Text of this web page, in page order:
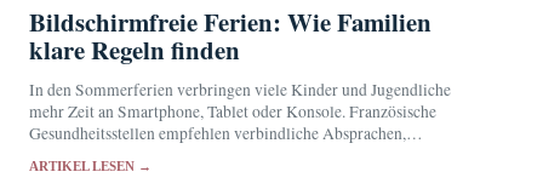
Bildschirmfreie Ferien: Wie Familien
klare Regeln finden
In den Sommerferien verbringen viele Kinder und Jugendliche
mehr Zeit an Smartphone, Tablet oder Konsole. Französische
Gesundheitsstellen empfehlen verbindliche Absprachen,
Schlafengehen.
ARTIKEL LESEN →